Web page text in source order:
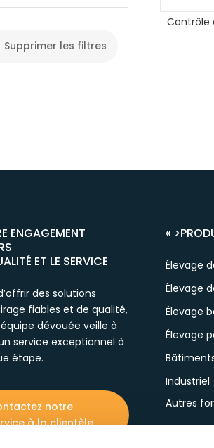
Supprimer les filtres
Contrôle
ENGAGEMENT
ET LE SERVICE
des solutions
fiables et de qualité,
dévouée veille à
service exceptionnel à
étape.
notre
à la clientèle
« >
Élevage
Élevage
Élevage
Élevage
Industriel
Autres